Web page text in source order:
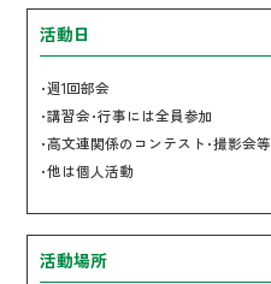
活動日
･週1回部会
･講習会･行事には全員参加
･高文連関係のコンテスト･撮影会等
･他は個人活動
活動場所